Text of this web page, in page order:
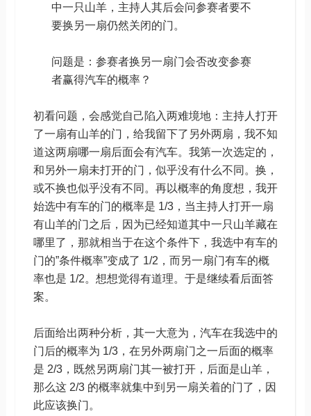
中一只山羊，主持人其后会问参赛者要不
要换另一扇仍然关闭的门。
问题是：参赛者换另一扇门会否改变参赛
者赢得汽车的概率？
初看问题，会感觉自己陷入两难境地：主持人打开
了一扇有山羊的门，给我留下了另外两扇，我不知
道这两扇哪一扇后面会有汽车。我第一次选定的，
和另外一扇未打开的门，似乎没有什么不同。换，
或不换也似乎没有不同。再以概率的角度想，我开
始选中有车的门的概率是 1/3，当主持人打开一扇
有山羊的门之后，因为已经知道其中一只山羊藏在
哪里了，那就相当于在这个条件下，我选中有车的
门的”条件概率”变成了 1/2，而另一扇门有车的概
率也是 1/2。想想觉得有道理。于是继续看后面答
案。
后面给出两种分析，其一大意为，汽车在我选中的
门后的概率为 1/3，在另外两扇门之一后面的概率
是 2/3，既然另两扇门其一被打开，后面是山羊，
那么这 2/3 的概率就集中到另一扇关着的门了，因
此应该换门。